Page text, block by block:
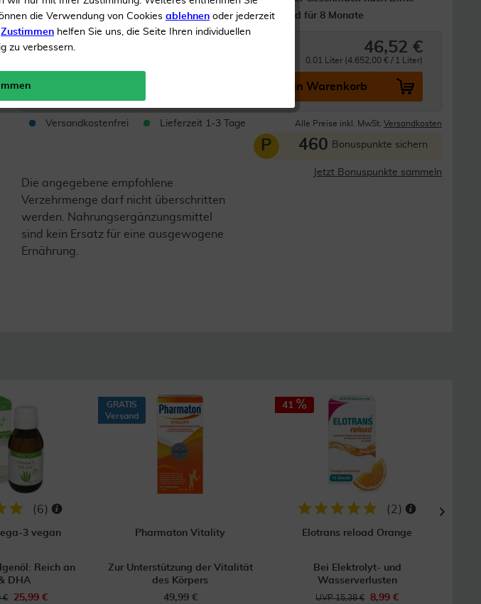
Optimierte Bioverfügbarkeit
Ausreichend für 8 Monate
Inhalt10 ml Emulsion 46,52 €
0.01 Liter (4.652,00 € / 1 Liter)
In den Warenkorb
Versandkostenfrei Lieferzeit 1-3 Tage Alle Preise inkl. MwSt. Versandkosten
P 460 Bonuspunkte sichern
Jetzt Bonuspunkte sammeln
Die angegebene empfohlene
Verzehrmenge darf nicht überschritten
werden. Nahrungsergänzungsmittel
sind kein Ersatz für eine ausgewogene
Ernährung.
(6)
3 vegan
Reich an
DHA
€
25,99 €
GRATIS
Versand
Pharmaton Vitality
Zur Unterstützung der Vitalität
des Körpers
49,99 €
41
(2 )
Elotrans reload Orange
Bei Elektrolyt- und
Wasserverlusten
UVP 15,38 €
8,99 €
die Verwendung von Cookies ablehnen oder jederzeit
Zustimmen helfen Sie uns, die Seite Ihren individuellen
zu verbessern.